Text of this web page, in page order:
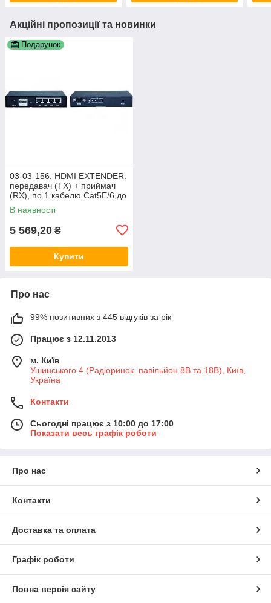
Акційні пропозиції та новинки
Подарунок
03-03-156. HDMI EXTENDER:
передавач (TX) + приймач
(RX), по 1 кабелю Cat5E/6 до
120м, з роутером, GC-374
В наявності
5 569,20 ₴
Купити
Про нас
99% позитивних з 445 відгуків за рік
Працює з 12.11.2013
м. Київ
Ушинського 4 (Радіоринок, павільйон 8В та 18В), Київ,
Україна
Контакти
Сьогодні працює з 10:00 до 17:00
Показати весь графік роботи
Про нас
Контакти
Доставка та оплата
Графік роботи
Повна версія сайту